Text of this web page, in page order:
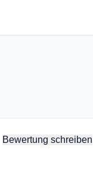
Bewertung schreiben